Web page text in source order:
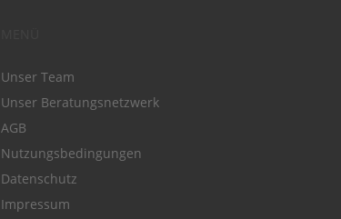
Unser Team
Unser Beratungsnetzwerk
AGB
Nutzungsbedingungen
Datenschutz
Impressum